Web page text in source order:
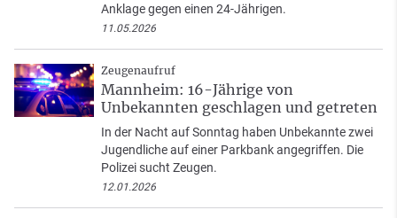
Anklage gegen einen 24-Jährigen.
11.05.2026
Zeugenaufruf
Mannheim: 16-Jährige von
Unbekannten geschlagen und getreten
In der Nacht auf Sonntag haben Unbekannte zwei
Jugendliche auf einer Parkbank angegriffen. Die
Polizei sucht Zeugen.
12.01.2026